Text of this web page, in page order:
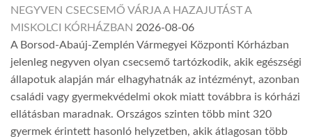
NEGYVEN CSECSEMŐ VÁRJA A HAZAJUTÁST A
MISKOLCI KÓRHÁZBAN 2026-08-06
A Borsod-Abaúj-Zemplén Vármegyei Központi Kórházban
jelenleg negyven olyan csecsemő tartózkodik, akik egészségi
állapotuk alapján már elhagyhatnák az intézményt, azonban
családi vagy gyermekvédelmi okok miatt továbbra is kórházi
ellátásban maradnak. Országos szinten több mint 320
gyermek érintett hasonló helyzetben, akik átlagosan több